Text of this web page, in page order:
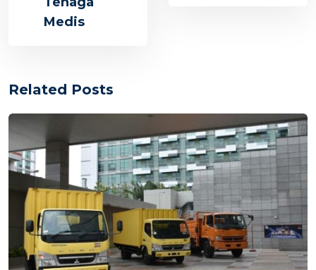
Medis
Related Posts